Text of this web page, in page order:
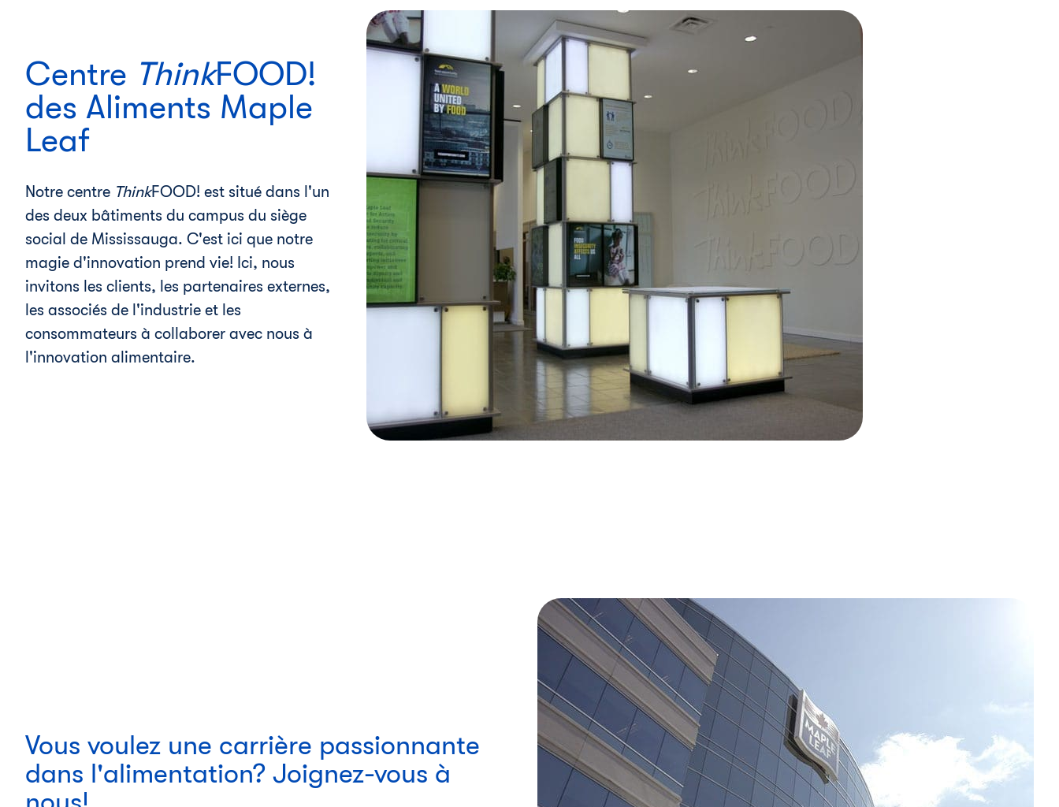
Centre ThinkFOOD!
des Aliments Maple
Leaf
Notre centre ThinkFOOD! est situé dans l'un
des deux bâtiments du campus du siège
social de Mississauga. C'est ici que notre
magie d'innovation prend vie! Ici, nous
invitons les clients, les partenaires externes,
les associés de l'industrie et les
consommateurs à collaborer avec nous à
l'innovation alimentaire.
Vous voulez une carrière passionnante
dans l'alimentation? Joignez-vous à